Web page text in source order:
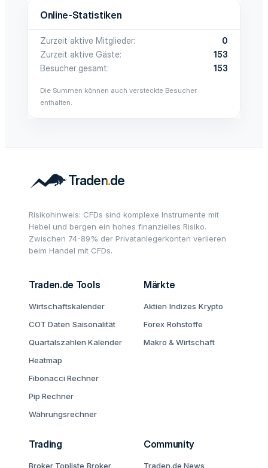
Online-Statistiken
Zurzeit aktive Mitglieder
0
Zurzeit aktive Gäste
153
Besucher gesamt
153
Die Summen können auch versteckte Besucher
enthalten.
Risikohinweis: CFDs sind komplexe Instrumente mit
Hebel und bergen ein hohes finanzielles Risiko.
Zwischen 74-89% der Privatanlegerkonten verlieren
beim Handel mit CFDs.
Traden.de Tools
Wirtschaftskalender
COT Daten Saisonalität
Quartalszahlen Kalender
Heatmap
Fibonacci Rechner
Pip Rechner
Währungsrechner
Märkte
Aktien Indizes Krypto
Forex Rohstoffe
Makro & Wirtschaft
Trading
Broker Topliste Broker
Community
Traden.de News